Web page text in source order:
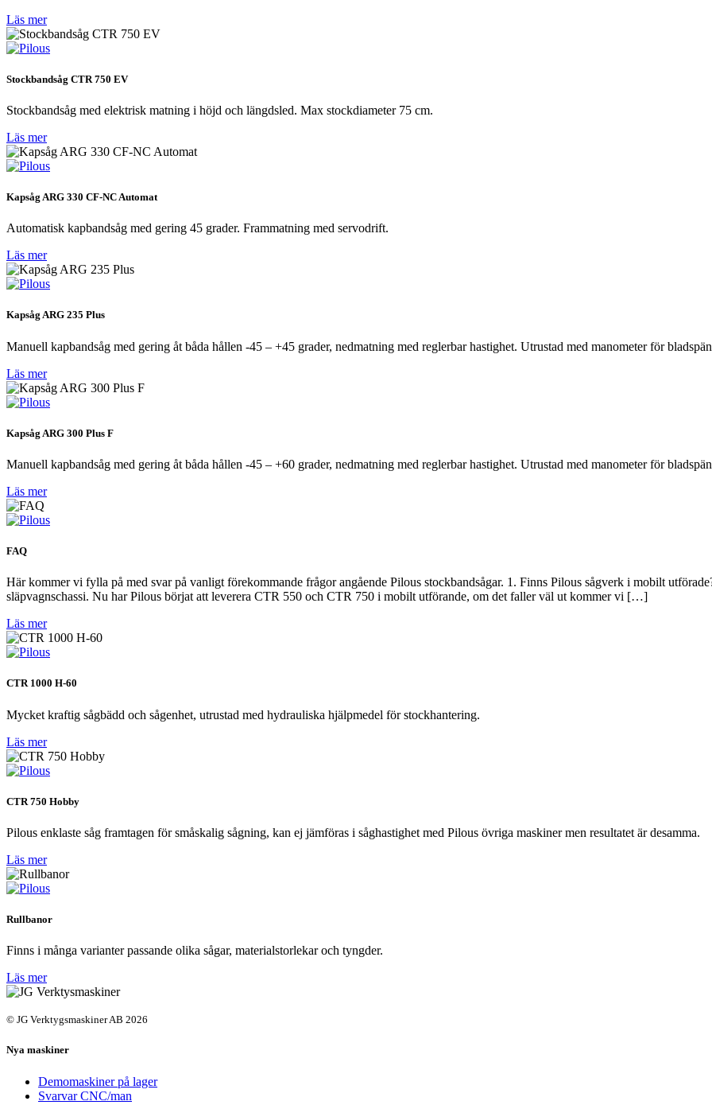
Läs mer
Stockbandsåg CTR 750 EV
Stockbandsåg med elektrisk matning i höjd och längdsled. Max stockdiameter 75 cm.
Läs mer
Kapsåg ARG 330 CF-NC Automat
Automatisk kapbandsåg med gering 45 grader. Frammatning med servodrift.
Läs mer
Kapsåg ARG 235 Plus
Manuell kapbandsåg med gering åt båda hållen -45 – +45 grader, nedmatning med reglerbar hastighet. Utrustad med manometer för
Läs mer
Kapsåg ARG 300 Plus F
Manuell kapbandsåg med gering åt båda hållen -45 – +60 grader, nedmatning med reglerbar hastighet. Utrustad med manometer för
Läs mer
FAQ
Här kommer vi fylla på med svar på vanligt förekommande frågor angående Pilous stockbandsågar. 1. Finns Pilous sågverk i mobilt
släpvagnschassi. Nu har Pilous börjat att leverera CTR 550 och CTR 750 i mobilt utförande, om det faller väl ut kommer vi […]
Läs mer
CTR 1000 H-60
Mycket kraftig sågbädd och sågenhet, utrustad med hydrauliska hjälpmedel för stockhantering.
Läs mer
CTR 750 Hobby
Pilous enklaste såg framtagen för småskalig sågning, kan ej jämföras i såghastighet med Pilous övriga maskiner men resultatet är desamma.
Läs mer
Rullbanor
Finns i många varianter passande olika sågar, materialstorlekar och tyngder.
Läs mer
© JG Verktygsmaskiner AB 2026
Nya maskiner
Demomaskiner på lager
Svarvar CNC/man